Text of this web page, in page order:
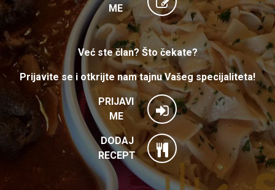
ME
Već ste član? Što čekate?
Prijavite se i otkrijte nam tajnu Vašeg specijaliteta!
PRIJAVI
ME
DODAJ
RECEPT